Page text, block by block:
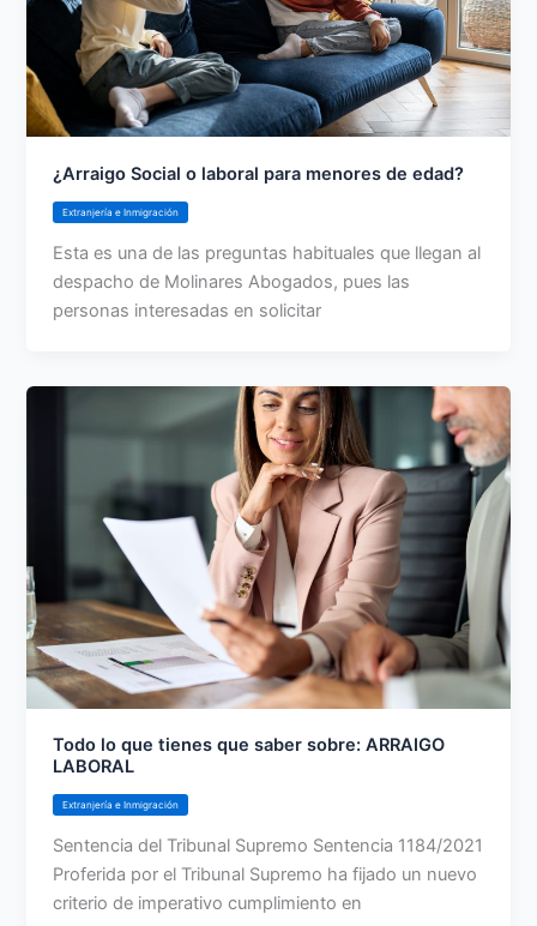
¿Arraigo Social o laboral para menores de edad?
Extranjería e Inmigración
Esta es una de las preguntas habituales que llegan al
despacho de Molinares Abogados, pues las
personas interesadas en solicitar
Todo lo que tienes que saber sobre: ARRAIGO
LABORAL
Extranjería e Inmigración
Sentencia del Tribunal Supremo Sentencia 1184/2021
Proferida por el Tribunal Supremo ha fijado un nuevo
criterio de imperativo cumplimiento en